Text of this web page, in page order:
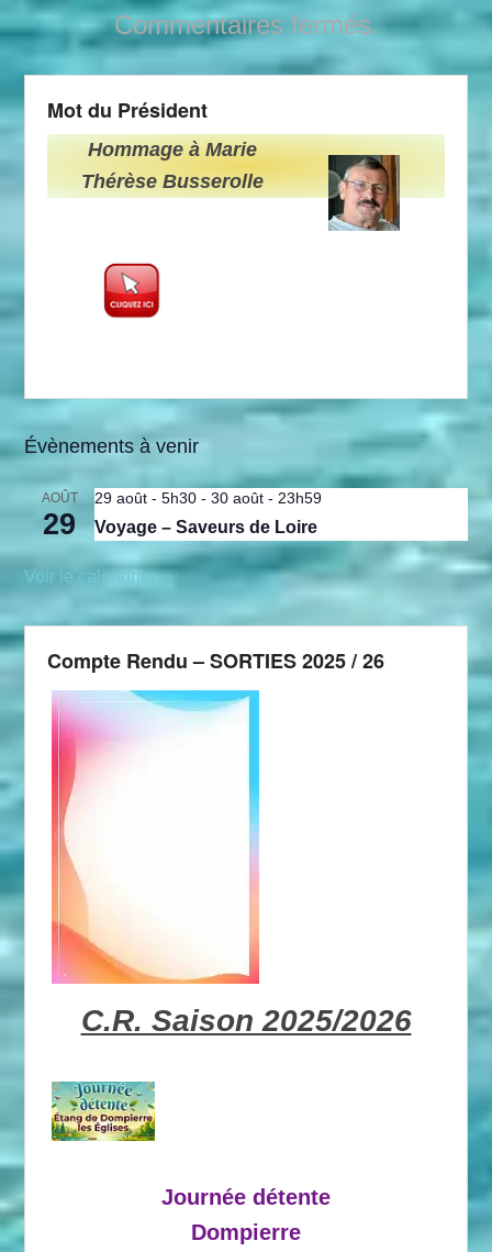
Commentaires fermés.
Mot du Président
Hommage à Marie
Thérèse Busserolle
Évènements à venir
AOÛT
29
29 août - 5h30 -30 août - 23h59
Voyage – Saveurs de Loire
Voir le calendrier
Compte Rendu – SORTIES 2025 / 26
C.R. Saison 2025/2026
Journée détente
Dompierre